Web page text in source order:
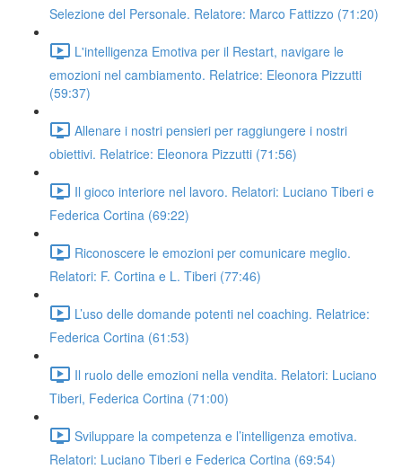
Selezione del Personale. Relatore: Marco Fattizzo (71:20)
L'intelligenza Emotiva per il Restart, navigare le
emozioni nel cambiamento. Relatrice: Eleonora Pizzutti
(59:37)
Allenare i nostri pensieri per raggiungere i nostri
obiettivi. Relatrice: Eleonora Pizzutti (71:56)
Il gioco interiore nel lavoro. Relatori: Luciano Tiberi e
Federica Cortina (69:22)
Riconoscere le emozioni per comunicare meglio.
Relatori: F. Cortina e L. Tiberi (77:46)
L’uso delle domande potenti nel coaching. Relatrice:
Federica Cortina (61:53)
Il ruolo delle emozioni nella vendita. Relatori: Luciano
Tiberi, Federica Cortina (71:00)
Sviluppare la competenza e l’intelligenza emotiva.
Relatori: Luciano Tiberi e Federica Cortina (69:54)